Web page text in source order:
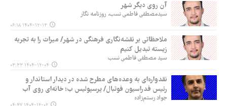
آن روی دیگر شهر
سیدمصطفی فاطمی نسب، روزنامه نگار
۱۴۰۴-۱۲-۱۳ ۰۶:۱۸
ملاحظاتی بر نقشه‌نگاری فرهنگی در شهر/ میراث را به تجربه
زیسته تبدیل کنیم
سید مصطفی فاطمی نسب
۱۴۰۴-۱۲-۰۴ ۰۳:۳۳
نقدواره‌ای به وعده‌های مطرح شده در دیدار استاندار و
رئیس فدراسیون فوتبال/ پرسپولیس ب؛ خانه‌ای روی آب
جواد رستم‌زاده